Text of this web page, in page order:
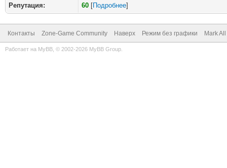
Репутация: 60 [Подробнее]
Контакты Zone-Game Community Наверх Режим без графики Mark
Работает на MyBB , © 2002-2026 MyBB Group